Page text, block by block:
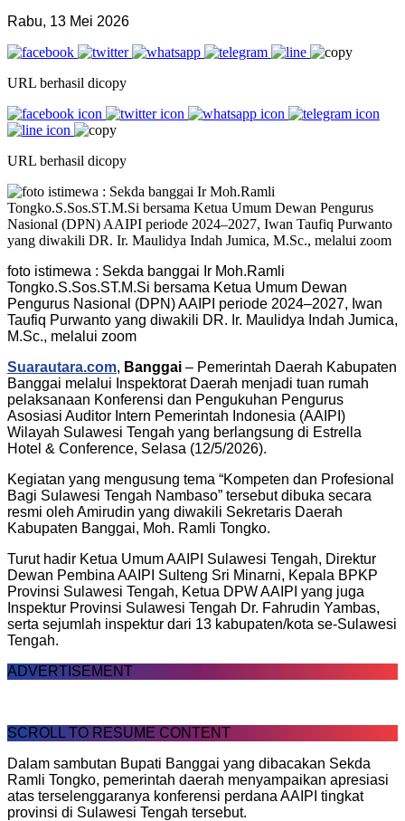
Rabu, 13 Mei 2026
URL berhasil dicopy
URL berhasil dicopy
foto istimewa : Sekda banggai Ir Moh.Ramli
Tongko.S.Sos.ST.M.Si bersama Ketua Umum Dewan
Pengurus Nasional (DPN) AAIPI periode 2024–2027, Iwan
Taufiq Purwanto yang diwakili DR. Ir. Maulidya Indah Jumica,
M.Sc., melalui zoom
Suarautara.com, Banggai – Pemerintah Daerah Kabupaten
Banggai melalui Inspektorat Daerah menjadi tuan rumah
pelaksanaan Konferensi dan Pengukuhan Pengurus
Asosiasi Auditor Intern Pemerintah Indonesia (AAIPI)
Wilayah Sulawesi Tengah yang berlangsung di Estrella
Hotel & Conference, Selasa (12/5/2026).
Kegiatan yang mengusung tema “Kompeten dan Profesional
Bagi Sulawesi Tengah Nambaso” tersebut dibuka secara
resmi oleh Amirudin yang diwakili Sekretaris Daerah
Kabupaten Banggai, Moh. Ramli Tongko.
Turut hadir Ketua Umum AAIPI Sulawesi Tengah, Direktur
Dewan Pembina AAIPI Sulteng Sri Minarni, Kepala BPKP
Provinsi Sulawesi Tengah, Ketua DPW AAIPI yang juga
Inspektur Provinsi Sulawesi Tengah Dr. Fahrudin Yambas,
serta sejumlah inspektur dari 13 kabupaten/kota se-Sulawesi
Tengah.
ADVERTISEMENT
SCROLL TO RESUME CONTENT
Dalam sambutan Bupati Banggai yang dibacakan Sekda
Ramli Tongko, pemerintah daerah menyampaikan apresiasi
atas terselenggaranya konferensi perdana AAIPI tingkat
provinsi di Sulawesi Tengah tersebut.